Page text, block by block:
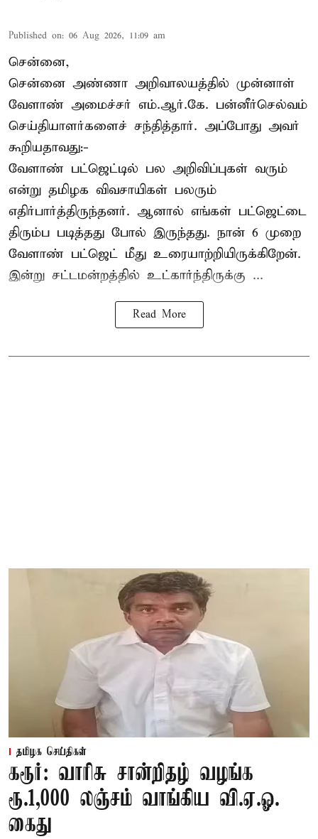
Published on: 06 Aug 2026, 11:09 am
சென்னை,
சென்னை அண்ணா அறிவாலயத்தில் முன்னாள்
வேளாண் அமைச்சர் எம்.ஆர்.கே. பன்னீர்செல்வம்
செய்தியாளர்களைச் சந்தித்தார். அப்போது அவர்
கூறியதாவது:-
வேளாண் பட்ஜெட்டில் பல அறிவிப்புகள் வரும்
என்று தமிழக விவசாயிகள் பலரும்
எதிர்பார்த்திருந்தனர். ஆனால் எங்கள் பட்ஜெட்டை
திரும்ப படித்தது போல் இருந்தது. நான் 6 முறை
வேளாண் பட்ஜெட் மீது உரையாற்றியிருக்கிறேன்.
இன்று சட்டமன்றத்தில் உட்கார்ந்திருக்கு ...
Read More
தமிழக செய்திகள்
கரூர்: வாரிசு சான்றிதழ் வழங்க
ரூ.1,000 லஞ்சம் வாங்கிய வி.ஏ.ஓ.
கைது